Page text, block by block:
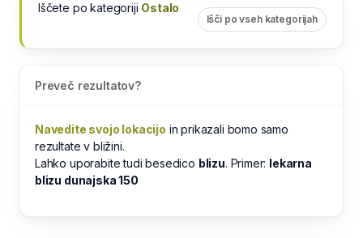
Iščete po kategoriji Ostalo
Išči po vseh kategorijah
Preveč rezultatov?
Navedite svojo lokacijo in prikazali bomo samo
rezultate v bližini.
Lahko uporabite tudi besedico blizu. Primer: lekarna
blizu dunajska 150